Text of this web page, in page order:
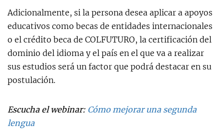
Adicionalmente, si la persona desea aplicar a apoyos
educativos como becas de entidades internacionales
o el crédito beca de COLFUTURO, la certificación del
dominio del idioma y el país en el que va a realizar
sus estudios será un factor que podrá destacar en su
postulación.
Escucha el webinar: Cómo mejorar una segunda
lengua